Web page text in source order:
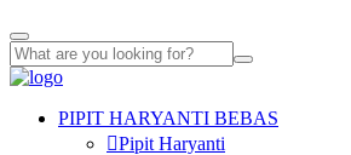
PIPIT HARYANTI BEBAS
Pipit Haryanti